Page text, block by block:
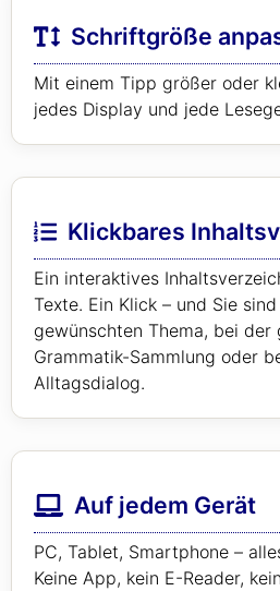
Schriftgröße
Mit einem Tipp größer oder
jedes Display und jede
Klickbares
Ein interaktives
Texte. Ein Klick – und Sie
gewünschten Thema, bei der
Grammatik-Sammlung oder
Alltagsdialog.
Auf jedem Gerät
PC, Tablet, Smartphone –
Keine App, kein E-Reader,